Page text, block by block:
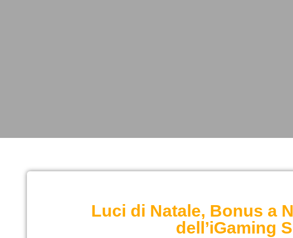
Luci di Natale, Bonus a
dell’iGaming